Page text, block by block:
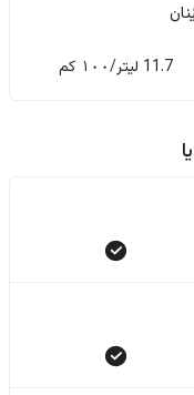
11.7 لیتر/١٠٠ کم